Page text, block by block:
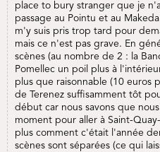
place to bury stranger que je
passage au Pointu et au
m'y suis pris trop tard pour
mais ce n'est pas grave. En
scènes (au nombre de 2 : la
Pomellec un poil plus à
plus que raisonnable (10 euros
de Terenez suffisamment tôt
début car nous savons que
moment pour aller à Saint-
plus comment c'était l'année
scènes sont séparées (ce qui